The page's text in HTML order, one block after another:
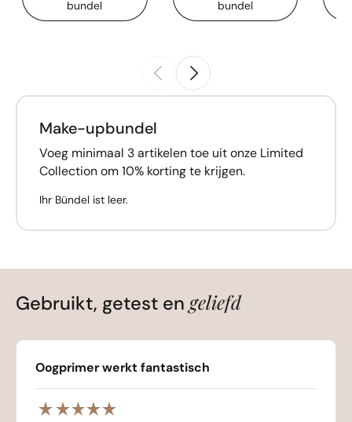
bundel
bundel
Make-upbundel
Voeg minimaal 3 artikelen toe uit onze Limited
Collection om 10% korting te krijgen.
Ihr Bündel ist leer.
Gebruikt, getest engeliefd
Oogprimer werkt fantastisch